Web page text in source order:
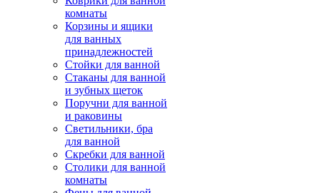
комнаты
Корзины и ящики
для ванных
принадлежностей
Стойки для ванной
Стаканы для ванной
и зубных щеток
Поручни для ванной
и раковины
Светильники, бра
для ванной
Скребки для ванной
Столики для ванной
комнаты